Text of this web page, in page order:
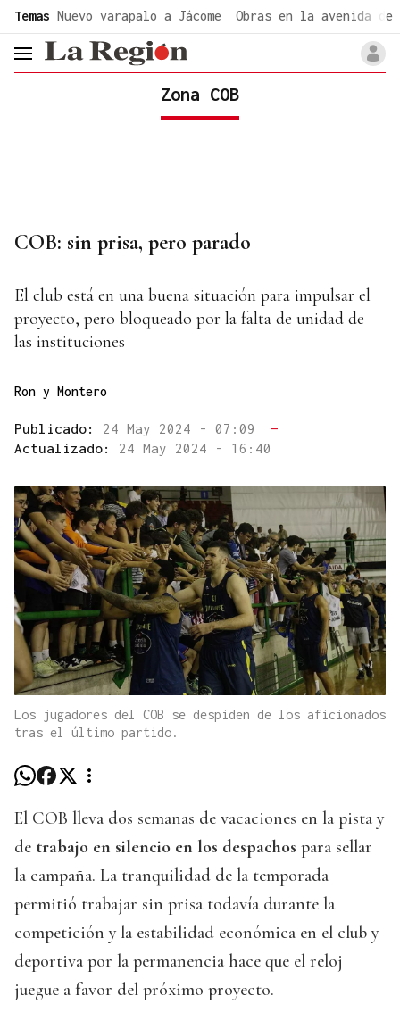
Temas Nuevo varapalo a Jácome Obras en la avenida de
header.menu.open
Zona COB
COB: sin prisa, pero parado
El club está en una buena situación para impulsar el
proyecto, pero bloqueado por la falta de unidad de
las instituciones
Ron y Montero
Publicado: 24 May 2024 - 07:09
—
Actualizado: 24 May 2024 - 16:40
Los jugadores del COB se despiden de los aficionados
tras el último partido.
El COB lleva dos semanas de vacaciones en la pista y
de trabajo en silencio en los despachos para sellar
la campaña. La tranquilidad de la temporada
permitió trabajar sin prisa todavía durante la
competición y la estabilidad económica en el club y
deportiva por la permanencia hace que el reloj
juegue a favor del próximo proyecto.